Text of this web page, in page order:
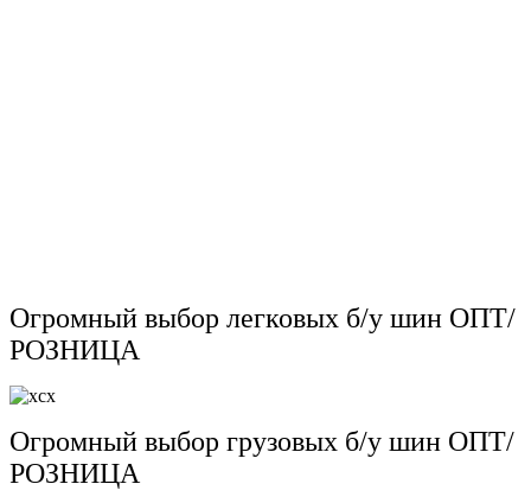
Огромный выбор легковых б/у шин ОПТ/
РОЗНИЦА
Огромный выбор грузовых б/у шин ОПТ/
РОЗНИЦА